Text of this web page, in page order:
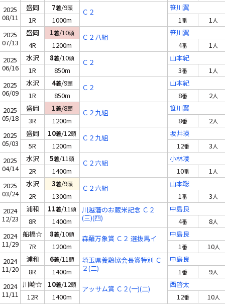
2025
08/11
盛岡 7着/9頭 Ｃ２
笹川翼
1R
1000m 1番 1人
2025
07/13
盛岡 1着/10頭 Ｃ２八組
笹川翼
4R
1200m 4番 1人
2025
06/16
水沢 8着/10頭 Ｃ２
山本紀
1R
850m 3番 1人
2025
06/09
水沢 4着/9頭 Ｃ２
山本紀
1R
850m 8番 2人
2025
05/18
盛岡 1着/8頭 Ｃ２九組
笹川翼
3R
1200m 8番 2人
2025
05/03
盛岡 10着/12頭 Ｃ２九組
坂井瑛
5R
1200m 12番 3人
2025
04/14
水沢 5着/11頭 Ｃ２六組
小林凌
2R
1400m 10番 1人
2025
03/24
水沢 3着/9頭 Ｃ２六組
山本聡
2R
1300m 1番 3人
2024
12/23
浦和 11着/11頭
川越藩のお蔵米記念 Ｃ２
(三)(四)
中島良
8R
1400m 4番 8人
2024
11/29
船橋☆ 8着/10頭 森羅万象賞 Ｃ２ 選抜馬イ
中島良
7R
1200m 1番 10人
2024
11/20
浦和 6着/11頭
埼玉県養鶏協会長賞特別 Ｃ
２(二)
中島良
8R
1400m 1番 9人
2024
11/11
川崎☆ 10着/12頭 アッサム賞 Ｃ２(一)(二)
西啓太
12R
1400m 12番 10人